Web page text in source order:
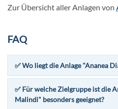
Zur Übersicht aller Anlagen von
FAQ
✅ Wo liegt die Anlage "Ananea
✅ Für welche Zielgruppe ist die
Malindi" besonders geeignet?